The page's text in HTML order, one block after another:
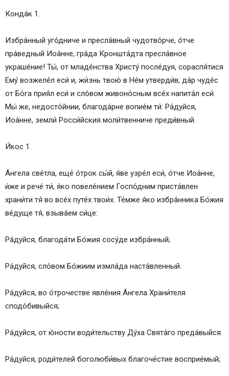
Икос 6
Икос 7
Кондак 8
Икос 8
Кондак 9
Икос 9
Кондак 10
Икос 10
Икос 11
Икос 12
Кондак 13
Молитва первая
Молитва вторая
Кондак, глас 3
Икос 1
Икос 2
Кондак 3
Кондак 4
Кондак 5
Конда́к 1.
Избра́нный уго́дниче и пресла́вный чудотво́рче, о́тче
пра́ведный Иоа́нне, гра́да Кроншта́дта пресла́вное
украше́ние! Ты́, от младе́нства Христу́ после́дуя, сораспя́тися
Ему́ возжеле́л еси́ и, жи́знь твою́ в Не́м утверди́в, да́р чуде́с
от Бо́га прия́л еси́ и сло́вом живоно́сным все́х напита́л еси́.
Мы́ же, недосто́йнии, благода́рне вопие́м ти́: Ра́дуйся,
Иоа́нне, земли́ Росси́йския моли́твенниче преди́вный.
И́кос 1.
А́нгела све́тла, еще́ о́трок сы́й, я́ве узре́л еси́, о́тче Иоа́нне,
и́же и рече́ ти́, я́ко повеле́нием Госпо́дним приста́влен
храни́ти тя́ во все́х путе́х твои́х. Те́мже я́ко избра́нника Бо́жия
ве́дуще тя́, взыва́ем си́це:
Ра́дуйся, благода́ти Бо́жия сосу́де избра́нный;
Ра́дуйся, сло́вом Бо́жиим измла́да наста́вленный.
Ра́дуйся, во о́трочестве явле́ния А́нгела Храни́теля
сподо́бивыйся;
Ра́дуйся, от ю́ности води́тельству Ду́ха Свята́го преда́выйся.
Ра́дуйся, роди́телей боголюби́вых благоче́стие восприе́мый;